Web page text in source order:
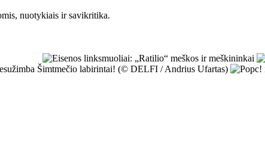
nuotykiais ir savikritika.